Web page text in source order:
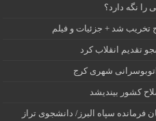
نگه دارد؟
تخریب شد + جزئیات و فیلم
کشور بیندیشد
فرمانده سپاه البرز/ دانشجوی تراز